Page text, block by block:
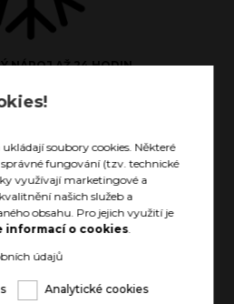
soubory cookies. Některé
fungování (tzv. technické
využívají marketingové a
našich služeb a
obsahu. Pro jejich využití je
informací o cookies.
údajů
Analytické cookies
NÁPOJ AŽ 24 HODIN
AŽ 12 HODIN